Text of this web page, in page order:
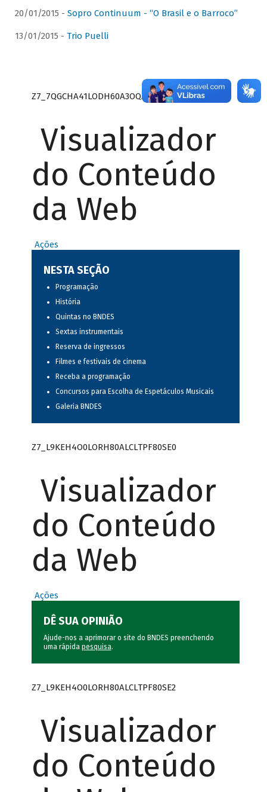
20/01/2015 - Sopro Continuum - “O Brasil e o Barroco”
13/01/2015 - Trio Puelli
Z7_7QGCHA41LODH60A3OQA8RN1415
Visualizador
do Conteúdo
da Web
Ações
NESTA SEÇÃO
Programação
História
Quintas no BNDES
Sextas instrumentais
Reserva de ingressos
Filmes e festivais de cinema
Receba a programação
Concursos para Escolha de Espetáculos Musicais
Galeria BNDES
Z7_L9KEH4O0LORH80ALCLTPF80SE0
Visualizador
do Conteúdo
da Web
Ações
DÊ SUA OPINIÃO
Ajude-nos a aprimorar o site do BNDES preenchendo
uma rápida pesquisa.
Z7_L9KEH4O0LORH80ALCLTPF80SE2
Visualizador
do Conteúdo